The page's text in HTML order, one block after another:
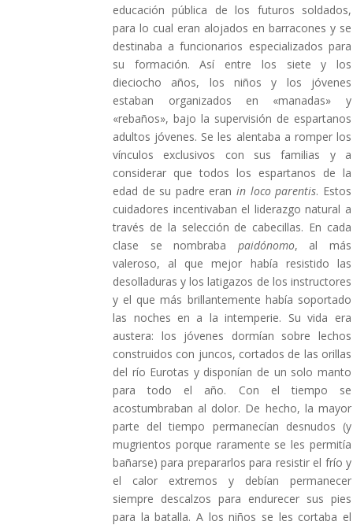
educación pública de los futuros soldados,
para lo cual eran alojados en barracones y se
destinaba a funcionarios especializados para
su formación. Así entre los siete y los
dieciocho años, los niños y los jóvenes
estaban organizados en «manadas» y
«rebaños», bajo la supervisión de espartanos
adultos jóvenes. Se les alentaba a romper los
vínculos exclusivos con sus familias y a
considerar que todos los espartanos de la
edad de su padre eranin loco parentis. Estos
cuidadores incentivaban el liderazgo natural a
través de la selección de cabecillas. En cada
clase se nombraba paidónomo, al más
valeroso, al que mejor había resistido las
desolladuras y los latigazos de los instructores
y el que más brillantemente había soportado
las noches en a la intemperie. Su vida era
austera: los jóvenes dormían sobre lechos
construidos con juncos, cortados de las orillas
del río Eurotas y disponían de un solo manto
para todo el año. Con el tiempo se
acostumbraban al dolor. De hecho, la mayor
parte del tiempo permanecían desnudos (y
mugrientos porque raramente se les permitía
bañarse) para prepararlos para resistir el frío y
el calor extremos y debían permanecer
siempre descalzos para endurecer sus pies
para la batalla. A los niños se les cortaba el